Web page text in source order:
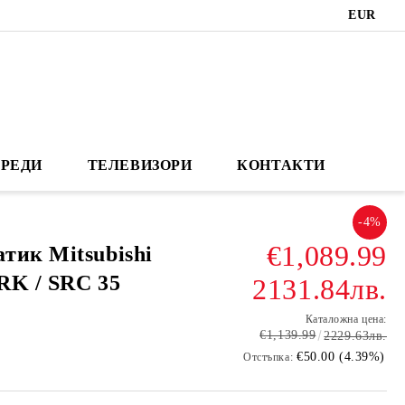
EUR
ТЕЛЕВИЗОРИ КОНТАКТИ
Mitsubishi
/ SRC 35
-4%
€1,089.99
2131.84лв.
Каталожна цена:
€1,139.99 2229.63лв.
Отстъпка: €50.00 (4.39%)